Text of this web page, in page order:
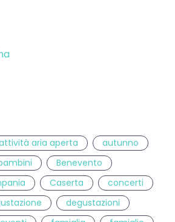
aria aperta
autunno
Benevento
Caserta
concerti
degustazioni